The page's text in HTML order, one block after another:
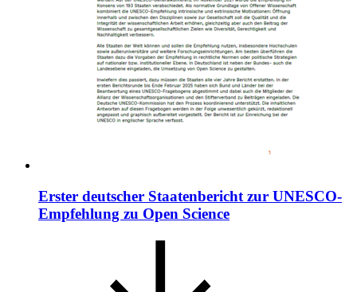
Erster deutscher Staatenbericht zur UNESCO-
Empfehlung zu Open Science